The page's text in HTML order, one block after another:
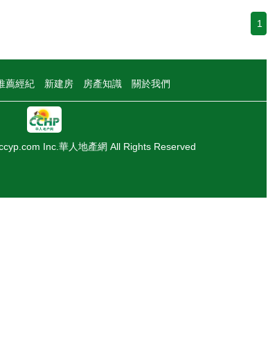
1
薦經紀 新建房 房產知識 關於我們
Inc.華人地產網 All Rights Reserved